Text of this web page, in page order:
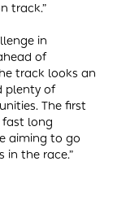
track.”
in
of
track looks an
plenty of
The first
long
aiming to go
the race.”